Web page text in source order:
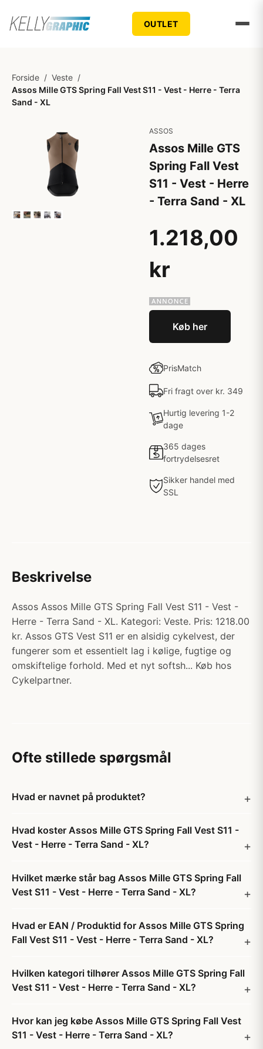
OUTLET
Forside / Veste /
Assos Mille GTS Spring Fall Vest S11 - Vest - Herre - Terra
Sand - XL
ASSOS
Assos Mille GTS
Spring Fall Vest
S11 - Vest - Herre
- Terra Sand - XL
1.218,00
kr
Køb her
PrisMatch
Fri fragt over kr. 349
Hurtig levering 1-2
dage
365 dages
fortrydelsesret
Sikker handel med
SSL
Beskrivelse
Assos Assos Mille GTS Spring Fall Vest S11 - Vest -
Herre - Terra Sand - XL. Kategori: Veste. Pris: 1218.00
kr. Assos GTS Vest S11 er en alsidig cykelvest, der
fungerer som et essentielt lag i kølige, fugtige og
omskiftelige forhold. Med et nyt softsh... Køb hos
Cykelpartner.
Ofte stillede spørgsmål
Hvad er navnet på produktet?
Hvad koster Assos Mille GTS Spring Fall Vest S11 -
Vest - Herre - Terra Sand - XL?
Hvilket mærke står bag Assos Mille GTS Spring Fall
Vest S11 - Vest - Herre - Terra Sand - XL?
Hvad er EAN / Produktid for Assos Mille GTS Spring
Fall Vest S11 - Vest - Herre - Terra Sand - XL?
Hvilken kategori tilhører Assos Mille GTS Spring Fall
Vest S11 - Vest - Herre - Terra Sand - XL?
Hvor kan jeg købe Assos Mille GTS Spring Fall Vest
S11 - Vest - Herre - Terra Sand - XL?